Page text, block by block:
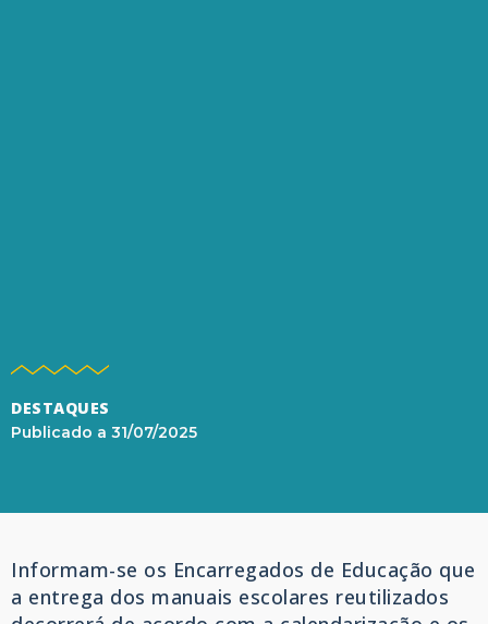
DESTAQUES
Publicado a 31/07/2025
Informam-se os Encarregados de Educação que
a entrega dos manuais escolares reutilizados